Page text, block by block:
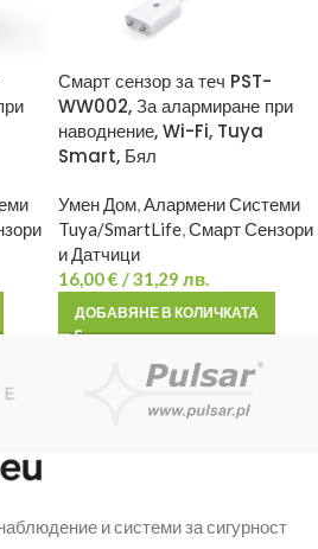
Смарт сензор за теч PST-
WW002, За алармиране при
наводнение, Wi-Fi, Tuya
Smart, Бял
Умен Дом,Алармени Системи
Tuya/SmartLife,Смарт Сензори
и Датчици
16,00€ / 31,29 лв.
ДОБАВЯНЕ В КОЛИЧКАТА
и системи за сигурност